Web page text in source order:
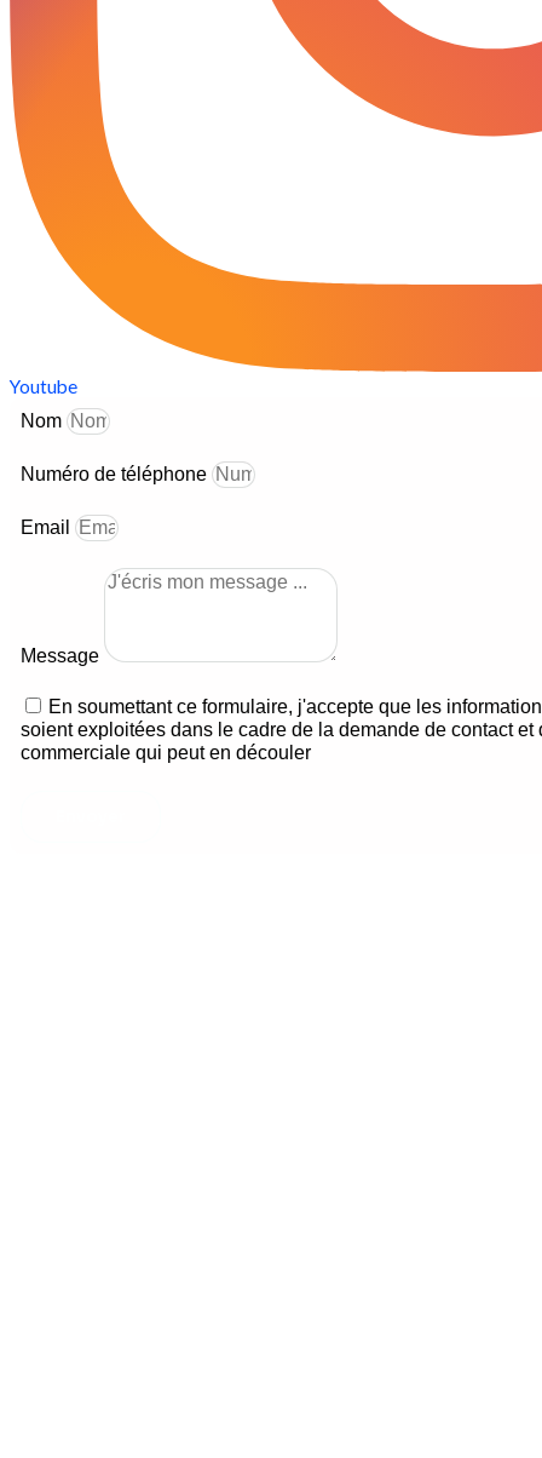
Youtube
Nom
Numéro de téléphone
Email
Message
En soumettant ce formulaire, j'accepte que les
soient exploitées dans le cadre de la demande de contact et
commerciale qui peut en découler